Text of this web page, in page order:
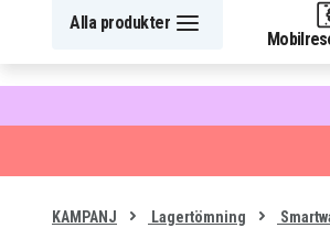
Alla produkter
KAMPANJ Lagertömning